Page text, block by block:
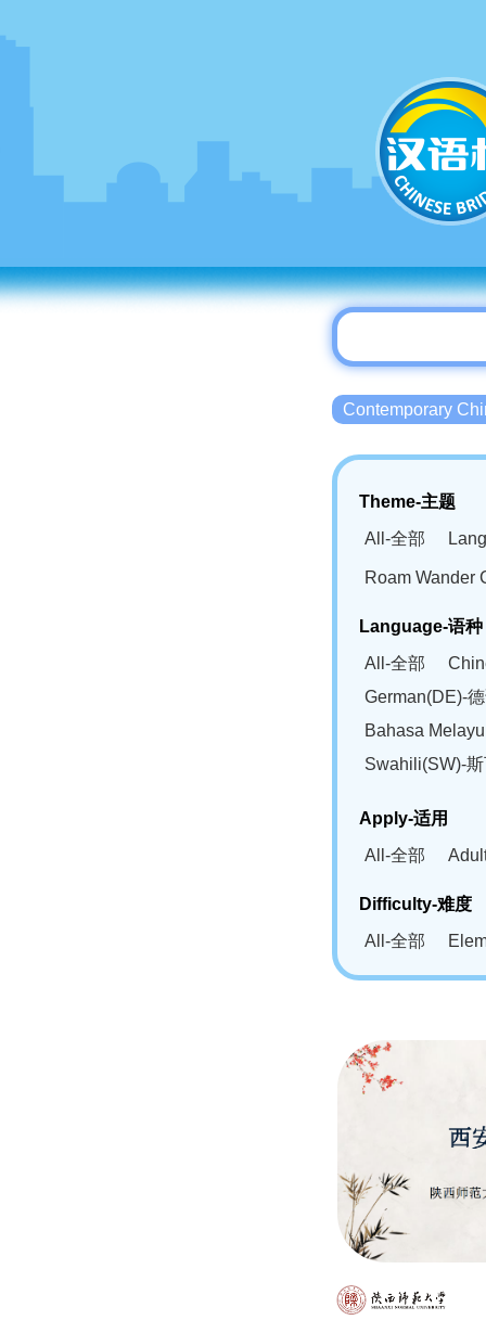
Contemporary
Theme-主题
All-全部
Roam Wander
Language-语种
All-全部
German(DE)-
Bahasa
Swahili(SW)-
Apply-适用
All-全部
Difficulty-难度
All-全部